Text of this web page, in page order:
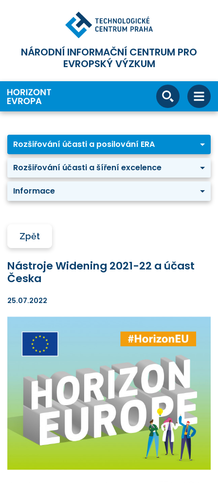
NÁRODNÍ INFORMAČNÍ CENTRUM PRO
EVROPSKÝ VÝZKUM
Rozšiřování účasti a posilování ERA
Rozšiřování účasti a šíření excelence
Informace
Zpět
Nástroje Widening 2021-22 a účast
Česka
25.07.2022